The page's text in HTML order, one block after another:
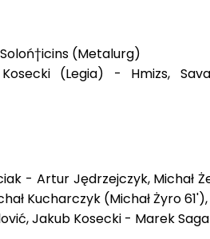
Soloń†icins (Metalurg)
(Legia) - Hmizs,
- Artur Jędrzejczyk, Michał
Kucharczyk (Michał Żyro
Jakub Kosecki - Marek